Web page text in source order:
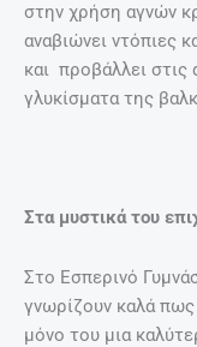
στην χρήση αγνών
αναβιώνει ντόπιες
και προβάλλει στις
γλυκίσματα της
Στα μυστικά του
Στο Εσπερινό
γνωρίζουν καλά
μόνο του μια